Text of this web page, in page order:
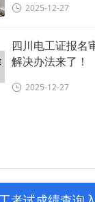
2025-12-27
四川电工证报名
解决办法来了！
2025-12-27